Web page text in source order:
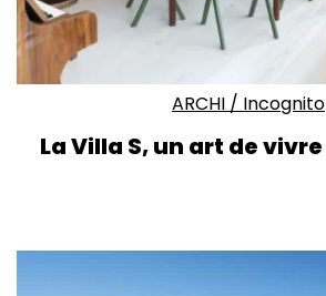
ARCHI / Incognito
La Villa S, un art de vivre